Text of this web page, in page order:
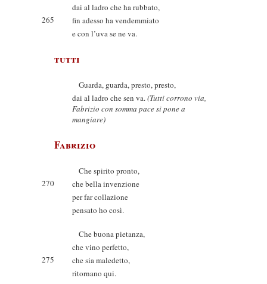
dai al ladro che ha rubbato,
265
fin adesso ha vendemmiato
e con l’uva se ne va.
tutti
Guarda, guarda, presto, presto,
dai al ladro che sen va.(Tutti corrono via,
Fabrizio con somma pace si pone a
mangiare)
Fabrizio
Che spirito pronto,
270
che bella invenzione
per far collazione
pensato ho così.
Che buona pietanza,
che vino perfetto,
275
che sia maledetto,
ritornano qui.